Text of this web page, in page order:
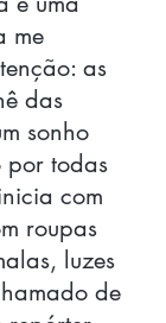
me
as
das
sonho
por todas
com
roupas
luzes
de